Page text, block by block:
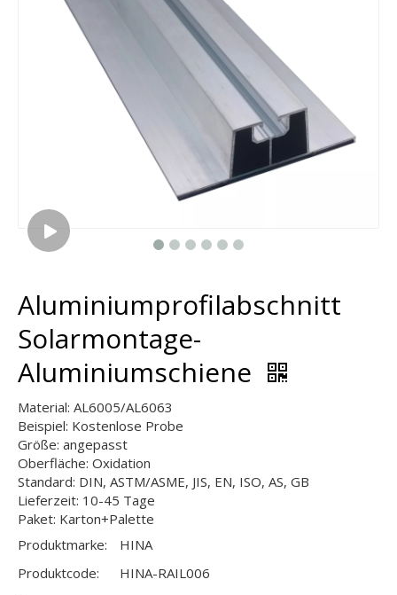
Aluminiumprofilabschnitt
Solarmontage-
Aluminiumschiene
Material: AL6005/AL6063
Beispiel: Kostenlose Probe
Größe: angepasst
Oberfläche: Oxidation
Standard: DIN, ASTM/ASME, JIS, EN, ISO, AS, GB
Lieferzeit: 10-45 Tage
Paket: Karton+Palette
Produktmarke:
HINA
Produktcode:
HINA-RAIL006